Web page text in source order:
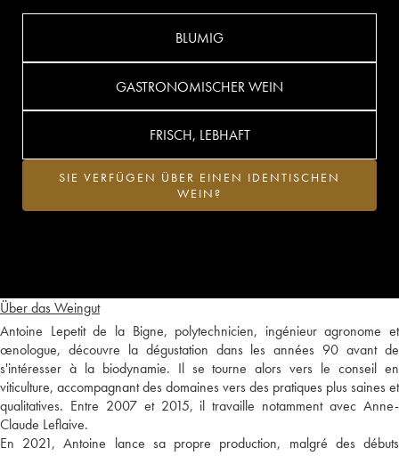
Über das Weingut
Antoine Lepetit de la Bigne, polytechnicien, ingénieur agronome et
œnologue, découvre la dégustation dans les années 90 avant de
s'intéresser à la biodynamie. Il se tourne alors vers le conseil en
viticulture, accompagnant des domaines vers des pratiques plus saines et
qualitatives. Entre 2007 et 2015, il travaille notamment avec Anne-
Claude Leflaive.
En 2021, Antoine lance sa propre production, malgré des débuts
BLUMIG
GASTRONOMISCHER WEIN
FRISCH, LEBHAFT
SIE VERFÜGEN ÜBER EINEN IDENTISCHEN
WEIN?